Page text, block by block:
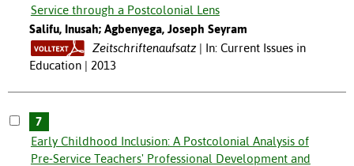
Service through a Postcolonial Lens
Salifu, Inusah; Agbenyega, Joseph Seyram
Zeitschriftenaufsatz
In: Current Issues in
Education | 2013
7
Early Childhood Inclusion: A Postcolonial Analysis of
Pre-Service Teachers' Professional Development and